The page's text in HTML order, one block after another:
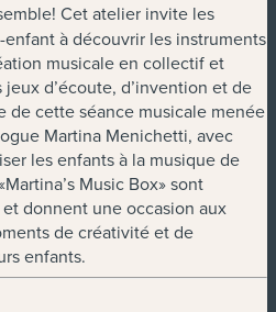
Cet atelier invite les
à découvrir les instruments
musicale en collectif et
d’écoute, d’invention et de
de cette séance musicale menée
Martina Menichetti, avec
les enfants à la musique de
Music Box» sont
donnent une occasion aux
de créativité et de
enfants.